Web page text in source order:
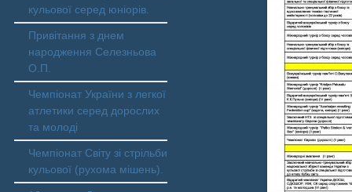
кульової серед юніорів.
Привітання з днем
народження Селезньова
О.П.
Чемпіонат України з легкої
атлетики серед дорослих
та молоді
Чемпіонат Світу зі стрільби
кульової (рухома мішень).